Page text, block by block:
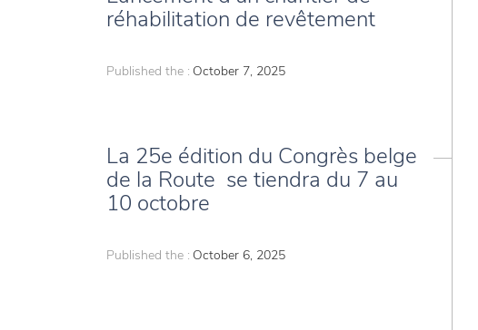
réhabilitation de revêtement
Published the : October 7, 2025
La 25e édition du Congrès belge
de la Route se tiendra du 7 au
10 octobre
Published the : October 6, 2025